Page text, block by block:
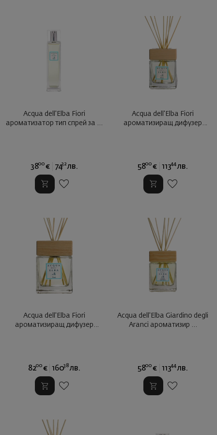
Acqua dell'Elba Fiori
3800 € 7432 лв.
Acqua dell'Elba Fiori
ароматизиращ дифузер
5800 € 11344 лв.
Acqua dell'Elba Fiori
ароматизиращ дифузер
8200 € 16038 лв.
Acqua dell'Elba Giardino degli
Aranci ароматизир ...
5800 € 11344 лв.